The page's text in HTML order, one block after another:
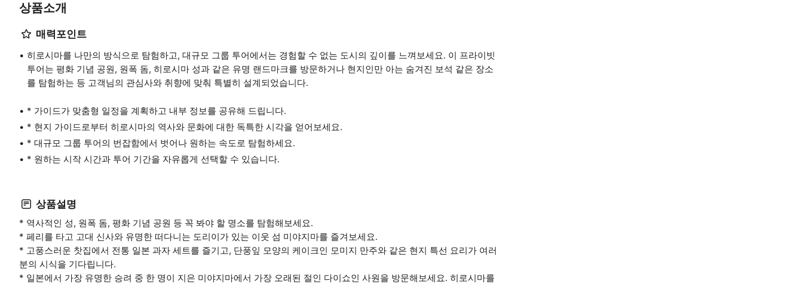
상품소개
매력포인트
히로시마를 나만의 방식으로 탐험하고, 대규모 그룹 투어에서는 경험할 수 없는 도시의 깊이를 느껴보세요. 이 프라이빗
투어는 평화 기념 공원, 원폭 돔, 히로시마 성과 같은 유명 랜드마크를 방문하거나 현지인만 아는 숨겨진 보석 같은 장소
를 탐험하는 등 고객님의 관심사와 취향에 맞춰 특별히 설계되었습니다.
* 가이드가 맞춤형 일정을 계획하고 내부 정보를 공유해 드립니다.
* 현지 가이드로부터 히로시마의 역사와 문화에 대한 독특한 시각을 얻어보세요.
* 대규모 그룹 투어의 번잡함에서 벗어나 원하는 속도로 탐험하세요.
* 원하는 시작 시간과 투어 기간을 자유롭게 선택할 수 있습니다.
상품설명
* 역사적인 성, 원폭 돔, 평화 기념 공원 등 꼭 봐야 할 명소를 탐험해보세요.
* 페리를 타고 고대 신사와 유명한 떠다니는 도리이가 있는 이웃 섬 미야지마를 즐겨보세요.
* 고풍스러운 찻집에서 전통 일본 과자 세트를 즐기고, 단풍잎 모양의 케이크인 모미지 만주와 같은 현지 특선 요리가 여러
분의 시식을 기다립니다.
* 일본에서 가장 유명한 승려 중 한 명이 지은 미야지마에서 가장 오래된 절인 다이쇼인 사원을 방문해보세요. 히로시마를